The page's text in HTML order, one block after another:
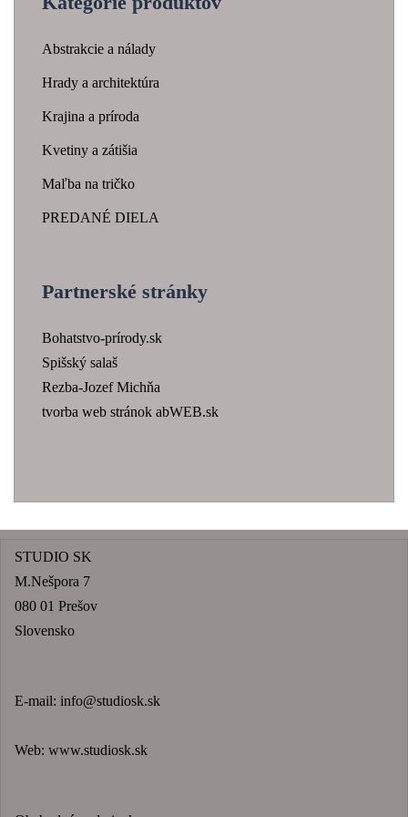
Abstrakcie a nálady
Hrady a architektúra
Krajina a príroda
Kvetiny a zátišia
Maľba na tričko
PREDANÉ DIELA
Partnerské stránky
Bohatstvo-prírody.sk
Spišský salaš
Rezba-Jozef Michňa
tvorba web stránok abWEB.sk
STUDIO SK
M.Nešpora 7
080 01 Prešov
Slovensko
E-mail: info@studiosk.sk
Web: www.studiosk.sk